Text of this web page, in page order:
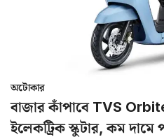
অটোকার
বাজার কাঁপাবে TVS
ইলেকট্রিক স্কুটার, কম দামে